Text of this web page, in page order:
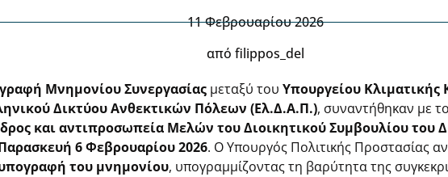
11 Φεβρουαρίου 2026
από filippos_del
Μνημονίου Συνεργασίας μεταξύ του Υπουργείου Κλιματικής
Δικτύου Ανθεκτικών Πόλεων (Ελ.Δ.Α.Π.), συναντήθηκαν με
καιαντιπροσωπεία Μελών του Διοικητικού Συμβουλίου του
6 Φεβρουαρίου 2026. Ο Υπουργός Πολιτικής Προστασίας
του μνημονίου, υπογραμμίζοντας τη βαρύτητα της